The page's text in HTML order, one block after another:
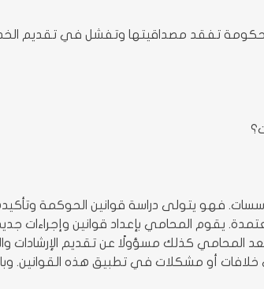
تفقد مصداقيتها وتفشل في تقديم
فهو يتولى دراسة قوانين الحوكمة
يقوم المحامي بإعداد قوانين وإجراءات
كذلك مسؤولًا عن تقديم الإرشادات
أو مشكلات في تطبيق هذه القوانين.